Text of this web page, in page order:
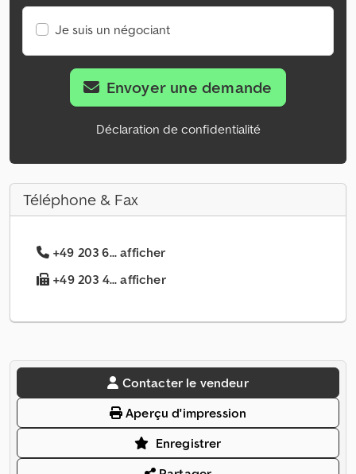
Je suis un négociant
Envoyer une demande
Déclaration de confidentialité
Téléphone & Fax
+49 203 6... afficher
+49 203 4... afficher
Contacter le vendeur
Aperçu d'impression
Enregistrer